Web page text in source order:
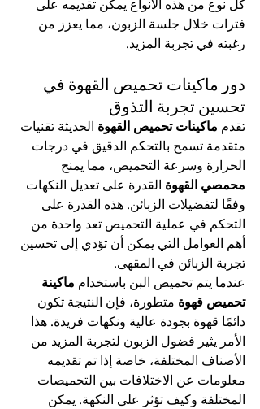
كل نوع من هذه الأنواع يمكن تقديمه على
فترات خلال جلسة الزبون، مما يعزز من
رغبته في تجربة المزيد.
دور ماكينات تحميص القهوة في
تحسين تجربة التذوق
تقدم ماكينات تحميص القهوة الحديثة تقنيات
متقدمة تسمح بالتحكم الدقيق في درجات
الحرارة وسرعة التحميص، مما يمنح
محمصي القهوة القدرة على تعديل النكهات
وفقًا لتفضيلات الزبائن. هذه القدرة على
التحكم في عملية التحميص تعد واحدة من
أهم العوامل التي يمكن أن تؤدي إلى تحسين
تجربة الزبائن في المقهى.
عندما يتم تحميص البن باستخدام ماكينة
تحميص قهوة متطورة، فإن النتيجة تكون
دائمًا قهوة بجودة عالية ونكهات فريدة. هذا
الأمر يثير فضول الزبون لتجربة المزيد من
الأصناف المختلفة، خاصة إذا تم تقديمه
معلومات عن الاختلافات بين التحميصات
المختلفة وكيف تؤثر على النكهة. يمكن